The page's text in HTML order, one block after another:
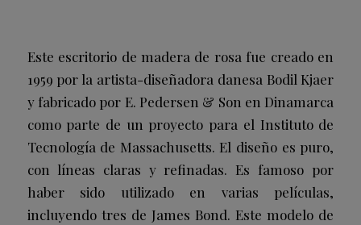
Este escritorio de madera de rosa fue creado en
1959 por la artista-diseñadora danesa Bodil Kjaer
y fabricado por E. Pedersen & Son en Dinamarca
como parte de un proyecto para el Instituto de
Tecnología de Massachusetts. El diseño es puro,
con líneas claras y refinadas. Es famoso por
haber sido utilizado en varias películas,
incluyendo tres de James Bond. Este modelo de